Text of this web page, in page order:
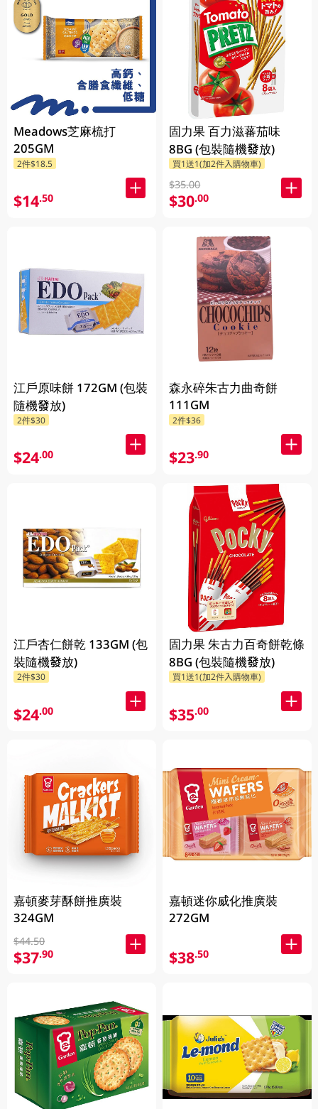
Meadows芝麻梳打
205GM
2件$18.5
$14.50
江戶原味餅 172GM (包裝
隨機發放)
2件$30
$24.00
江戶杏仁餅乾 133GM (包
裝隨機發放)
2件$30
$24.00
嘉頓麥芽酥餅推廣裝
324GM
$44.50
$37.90
固力果 百力滋蕃茄味
8BG (包裝隨機發放)
買1送1(加2件入購物車)
$35.00
$30.00
森永碎朱古力曲奇餅
111GM
2件$36
$23.90
固力果 朱古力百奇餅乾條
8BG (包裝隨機發放)
買1送1(加2件入購物車)
$35.00
嘉頓迷你威化推廣裝
272GM
$38.50